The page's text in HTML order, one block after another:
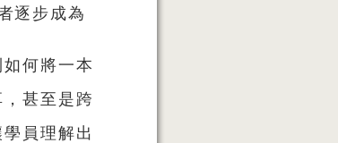
逐步成為
何將一本
甚至是跨
員理解出